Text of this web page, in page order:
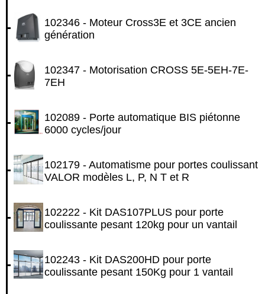
102346 - Moteur Cross3E et 3CE ancien
génération
102347 - Motorisation CROSS 5E-5EH-7E-
7EH
102089 - Porte automatique BIS piétonne
6000 cycles/jour
102179 - Automatisme pour portes coulissant
VALOR modèles L, P, N T et R
102222 - Kit DAS107PLUS pour porte
coulissante pesant 120kg pour un vantail
102243 - Kit DAS200HD pour porte
coulissante pesant 150Kg pour 1 vantail